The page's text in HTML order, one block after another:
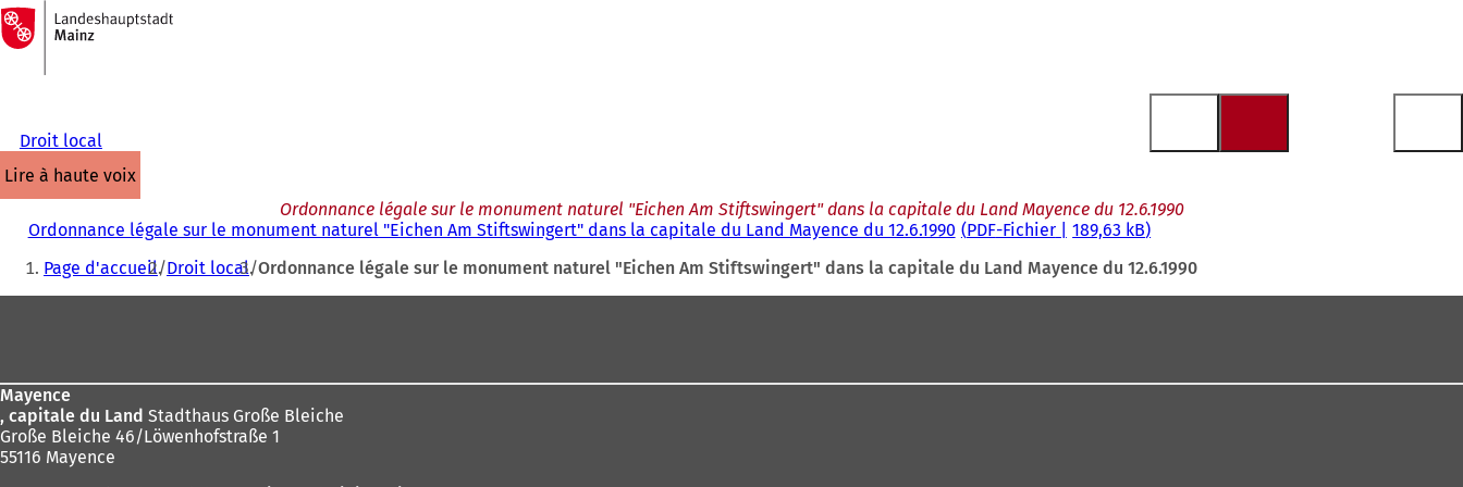
Accéder au contenu
Vers
la
page
d'accueil
Droit local
lire à haute voix
Ordonnance légale sur le monument naturel "Eichen Am Stiftswingert" dans la capitale du Land Mayence du 12.6.1990
Ordonnance légale sur le monument naturel "Eichen Am Stiftswingert" dans la capitale du Land Mayence du 12.6.1990 PDF-Fichier 189,63 kB
Vous
êtes
Page d'accueil Droit local Ordonnance légale sur le monument naturel "Eichen Am Stiftswingert" dans la capitale du Land Mayence du 12.6.1990
Mayence
, capitale du Land Stadthaus Große Bleiche
Große Bleiche 46/Löwenhofstraße 1
55116 Mayence